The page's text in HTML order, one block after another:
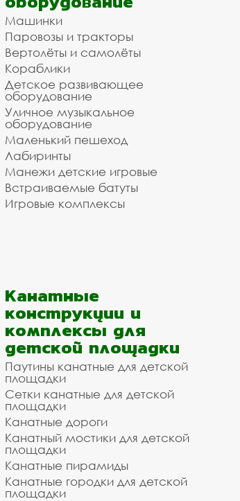
Машинки
Паровозы и тракторы
Вертолёты и самолёты
Кораблики
Детское развивающее
оборудование
Уличное музыкальное
оборудование
Маленький пешеход
Лабиринты
Манежи детские игровые
Встраиваемые батуты
Игровые комплексы
Канатные
конструкции и
комплексы для
детской площадки
Паутины канатные для детской
площадки
Сетки канатные для детской
площадки
Канатные дороги
Канатный мостики для детской
площадки
Канатные пирамиды
Канатные городки для детской
площадки